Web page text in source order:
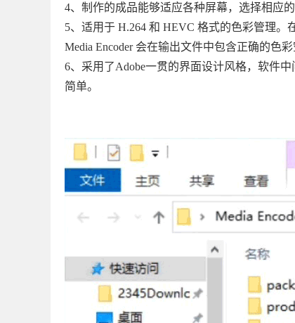
4、制作的成品能够适应各种屏幕，选择相应
5、适用于 H.264 和 HEVC 格式的色彩管理
Media Encoder 会在输出文件中包含正确的色
6、采用了Adobe一贯的界面设计风格，软件
简单。